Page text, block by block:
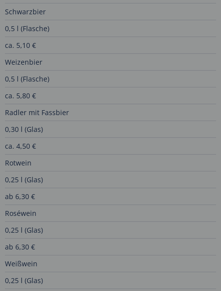
Schwarzbier
0,5 l (Flasche)
ca. 5,10 €
Weizenbier
0,5 l (Flasche)
ca. 5,80 €
Radler mit Fassbier
0,30 l (Glas)
ca. 4,50 €
Rotwein
0,25 l (Glas)
ab 6,30 €
Roséwein
0,25 l (Glas)
ab 6,30 €
Weißwein
0,25 l (Glas)